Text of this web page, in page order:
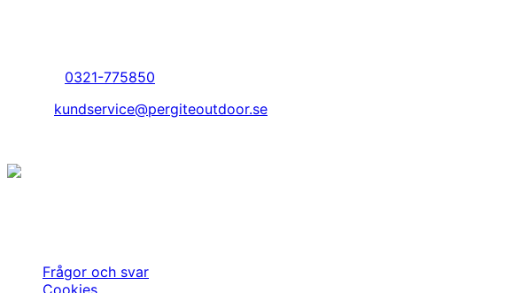
0321-775850
kundservice@pergiteoutdoor.se
Frågor och svar
Cookies